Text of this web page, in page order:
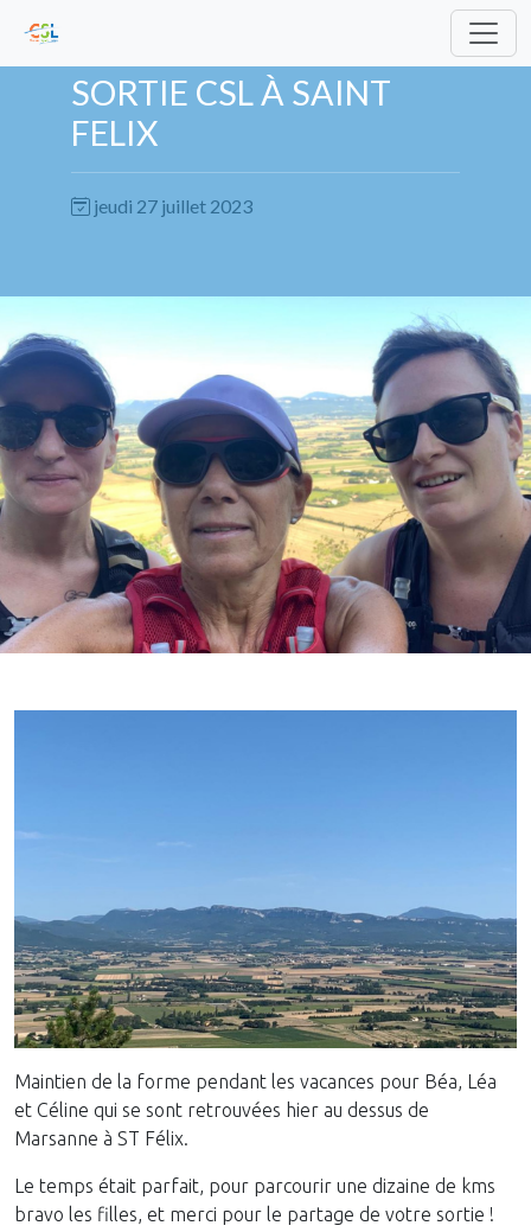
SORTIE CSL À SAINT
FELIX
jeudi 27 juillet 2023
Maintien de la forme pendant les vacances pour Béa, Léa
et Céline qui se sont retrouvées hier au dessus de
Marsanne à ST Félix.
Le temps était parfait, pour parcourir une dizaine de kms
bravo les filles, et merci pour le partage de votre sortie !